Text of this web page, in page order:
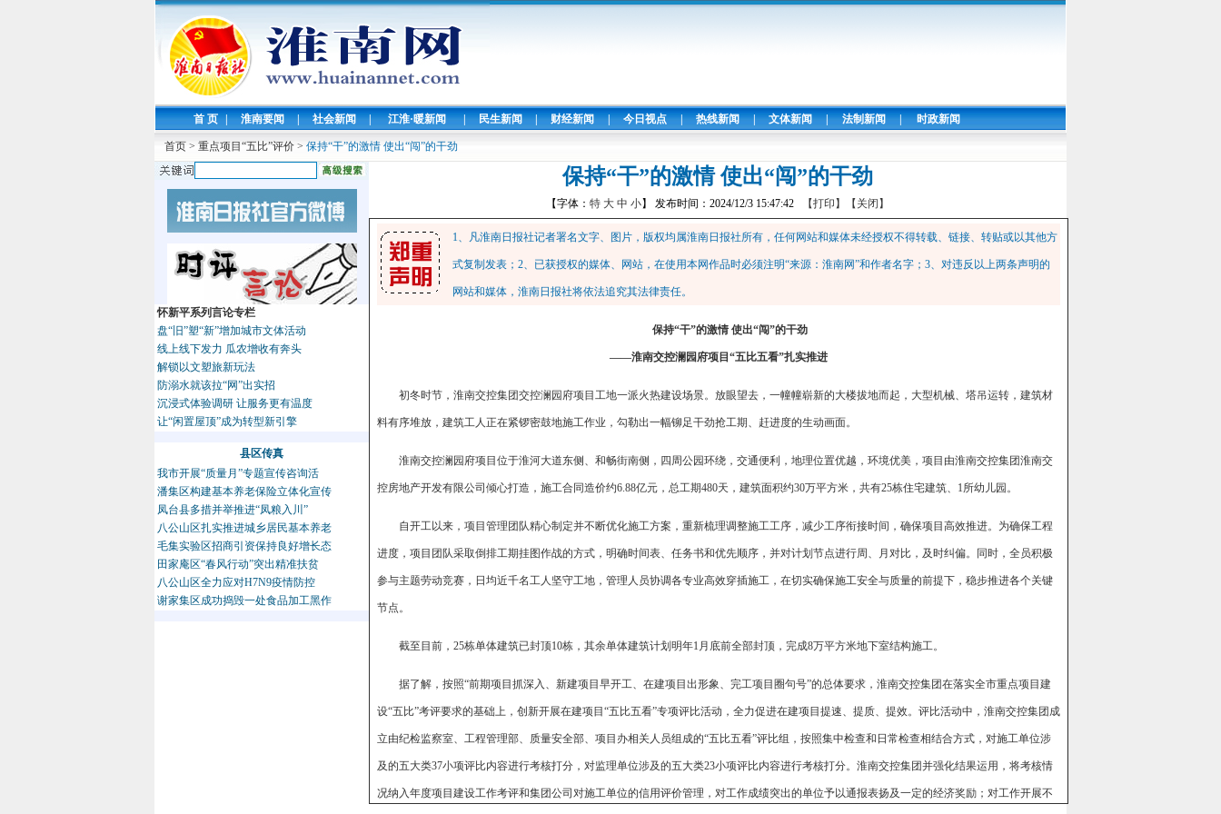
首 页 | 淮南要闻 | 社会新闻 | 江淮·暖新闻 | 民生新闻 | 财经新闻 | 今日视点 | 热线新闻 | 文体新闻 | 法制新闻 | 时政新闻
首页 > 重点项目“五比”评价 > 保持“干”的激情 使出“闯”的干劲
怀新平系列言论专栏
盘“旧”塑“新”增加城市文体活动
线上线下发力 瓜农增收有奔头
解锁以文塑旅新玩法
防溺水就该拉“网”出实招
沉浸式体验调研 让服务更有温度
让“闲置屋顶”成为转型新引擎
县区传真
我市开展“质量月”专题宣传咨询活
潘集区构建基本养老保险立体化宣传
凤台县多措并举推进“凤粮入川”
八公山区扎实推进城乡居民基本养老
毛集实验区招商引资保持良好增长态
田家庵区“春风行动”突出精准扶贫
八公山区全力应对H7N9疫情防控
谢家集区成功捣毁一处食品加工黑作
保持“干”的激情 使出“闯”的干劲
【字体： 特 大 中 小】 发布时间：2024/12/3 15:47:42 【打印】 【关闭】
1、凡淮南日报社记者署名文字、图片，版权均属淮南日报社所有，任何网站和媒体未经授权不得转载、链接、转贴或以其他方
式复制发表；2、已获授权的媒体、网站，在使用本网作品时必须注明“来源：淮南网”和作者名字；3、对违反以上两条声明的
网站和媒体，淮南日报社将依法追究其法律责任。
保持“干”的激情 使出“闯”的干劲
——淮南交控澜园府项目“五比五看”扎实推进
初冬时节，淮南交控集团交控澜园府项目工地一派火热建设场景。放眼望去，一幢幢崭新的大楼拔地而起，大型机械、塔吊运转，建筑材
料有序堆放，建筑工人正在紧锣密鼓地施工作业，勾勒出一幅铆足干劲抢工期、赶进度的生动画面。
淮南交控澜园府项目位于淮河大道东侧、和畅街南侧，四周公园环绕，交通便利，地理位置优越，环境优美，项目由淮南交控集团淮南交
控房地产开发有限公司倾心打造，施工合同造价约6.88亿元，总工期480天，建筑面积约30万平方米，共有25栋住宅建筑、1所幼儿园。
自开工以来，项目管理团队精心制定并不断优化施工方案，重新梳理调整施工工序，减少工序衔接时间，确保项目高效推进。为确保工程
进度，项目团队采取倒排工期挂图作战的方式，明确时间表、任务书和优先顺序，并对计划节点进行周、月对比，及时纠偏。同时，全员积极
参与主题劳动竞赛，日均近千名工人坚守工地，管理人员协调各专业高效穿插施工，在切实确保施工安全与质量的前提下，稳步推进各个关键
节点。
截至目前，25栋单体建筑已封顶10栋，其余单体建筑计划明年1月底前全部封顶，完成8万平方米地下室结构施工。
据了解，按照“前期项目抓深入、新建项目早开工、在建项目出形象、完工项目圈句号”的总体要求，淮南交控集团在落实全市重点项目建
设“五比”考评要求的基础上，创新开展在建项目“五比五看”专项评比活动，全力促进在建项目提速、提质、提效。评比活动中，淮南交控集团成
立由纪检监察室、工程管理部、质量安全部、项目办相关人员组成的“五比五看”评比组，按照集中检查和日常检查相结合方式，对施工单位涉
及的五大类37小项评比内容进行考核打分，对监理单位涉及的五大类23小项评比内容进行考核打分。淮南交控集团并强化结果运用，将考核情
况纳入年度项目建设工作考评和集团公司对施工单位的信用评价管理，对工作成绩突出的单位予以通报表扬及一定的经济奖励；对工作开展不